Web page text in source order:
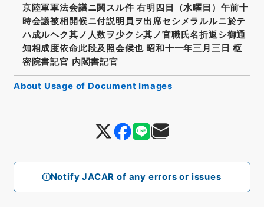
Notify JACAR of any errors or issues
京陸軍軍法会議ニ関スル件 右明四日（水曜日）午前十
時会議被相開候ニ付説明員ヲ出席セシメラルルニ於テ
ハ成ルヘク其ノ人数ヲ少クシ其ノ官職氏名折返シ御通
知相成度依命此段及照会候也 昭和十一年三月三日 枢
密院書記官 内閣書記官
About Usage of Document Images